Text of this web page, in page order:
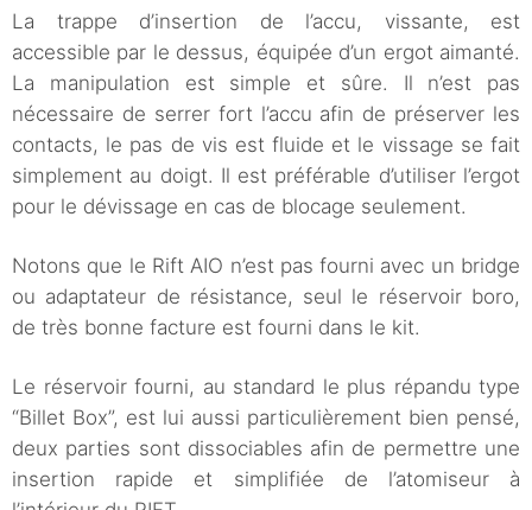
La trappe d’insertion de l’accu, vissante, est
accessible par le dessus, équipée d’un ergot aimanté.
La manipulation est simple et sûre. Il n’est pas
nécessaire de serrer fort l’accu afin de préserver les
contacts, le pas de vis est fluide et le vissage se fait
simplement au doigt. Il est préférable d’utiliser l’ergot
pour le dévissage en cas de blocage seulement.
Notons que le Rift AIO n’est pas fourni avec un bridge
ou adaptateur de résistance, seul le réservoir boro,
de très bonne facture est fourni dans le kit.
Le réservoir fourni, au standard le plus répandu type
“Billet Box”, est lui aussi particulièrement bien pensé,
deux parties sont dissociables afin de permettre une
insertion rapide et simplifiée de l’atomiseur à